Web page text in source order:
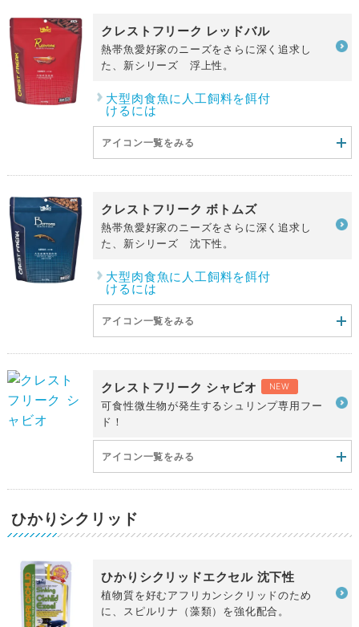
クレストフリーク レッドバル
熱帯魚愛好家のニーズをさらに深く追求し
た、新シリーズ 浮上性。
大型肉食魚に人工飼料を餌付
けるには
アイコン一覧をみる
クレストフリーク ボトムズ
熱帯魚愛好家のニーズをさらに深く追求し
た、新シリーズ 沈下性。
大型肉食魚に人工飼料を餌付
けるには
アイコン一覧をみる
クレストフリーク シャビオ NEW
可食性微生物が発生するシュリンプ専用フー
ド！
アイコン一覧をみる
ひかりシクリッド
ひかりシクリッドエクセル 沈下性
植物質を好むアフリカンシクリッドのため
に、スピルリナ（藻類）を強化配合。